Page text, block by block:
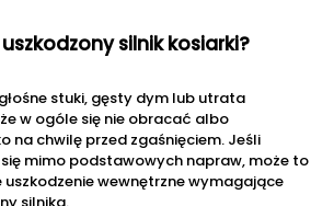
silnik kosiarki?
stuki, gęsty dym lub utrata
w ogóle się nie obracać albo
na chwilę przed zgaśnięciem. Jeśli
mimo podstawowych napraw, może to
wewnętrzne wymagające